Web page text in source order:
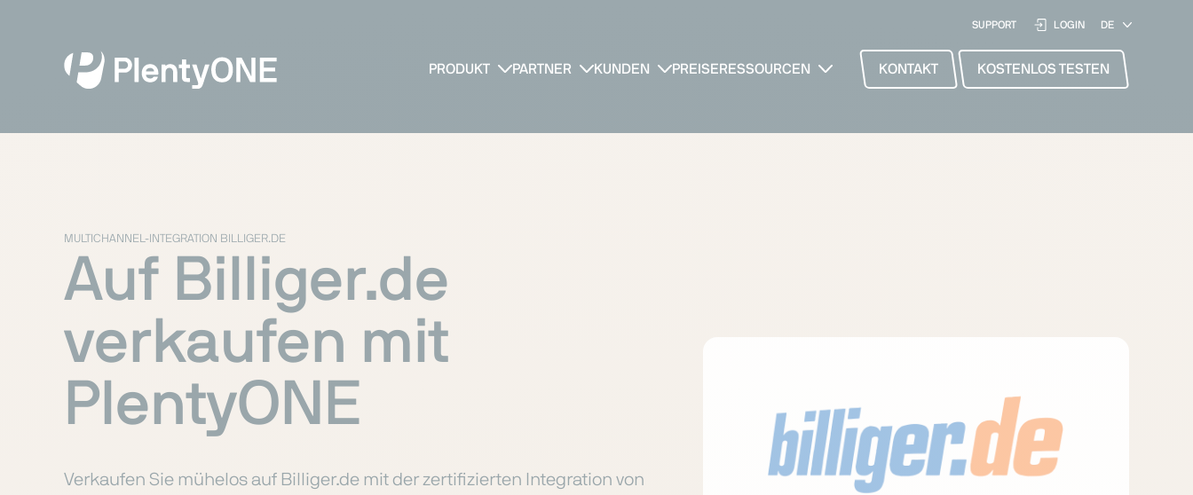
SUPPORT LOGIN
PRODUKT PARTNER KUNDEN PREISE RESSOURCEN KONTAKT KOSTENLOS TESTEN
MULTICHANNEL-INTEGRATION BILLIGER.DE
Auf Billiger.de
verkaufen mit
PlentyONE
Verkaufen Sie mühelos auf Billiger.de mit der zertifizierten Integration von